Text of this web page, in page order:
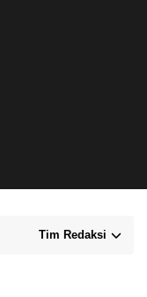
Tim Redaksi